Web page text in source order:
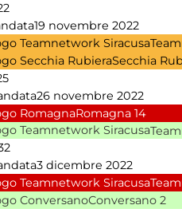
19 novembre 2022
Secchia
26 novembre 2022
Romagna 14
3 dicembre 2022
Conversano 2